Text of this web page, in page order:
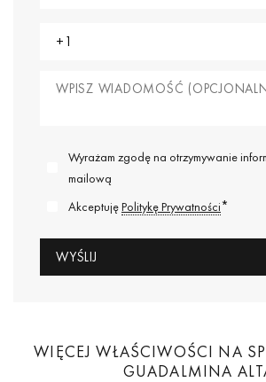
Wyrażam zgodę na otrzymywanie
mailową
AkceptujęPolitykę Prywatności*
WIĘCEJ WŁAŚCIWOŚCI NA
GUADALMINA